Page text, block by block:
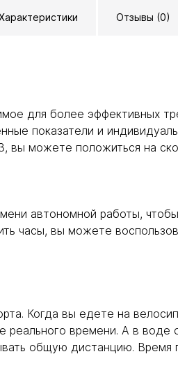
Отзывы (0)
для более эффективных
показатели и
вы можете положиться на
автономной работы,
часы, вы можете
Когда вы едете на
времени. А в
общую дистанцию. Время